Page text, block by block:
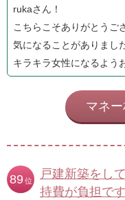
rukaさん！
こちらこそありがとうご
気になることがありまし
キラキラ女性になるよう
マネ
戸建新築をし
持費が負担です
89 位